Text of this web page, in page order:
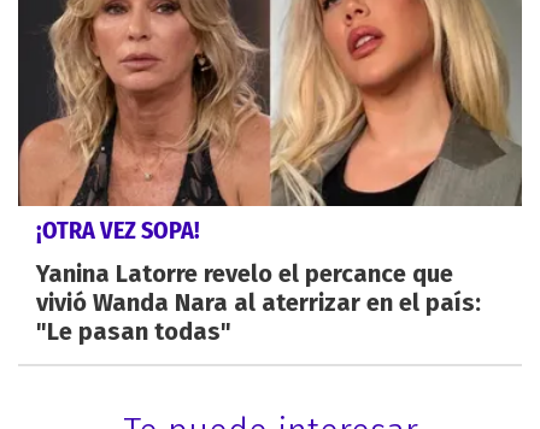
¡OTRA VEZ SOPA!
Yanina Latorre revelo el percance que
vivió Wanda Nara al aterrizar en el país:
"Le pasan todas"